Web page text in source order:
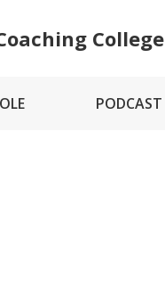
College
PODCAST